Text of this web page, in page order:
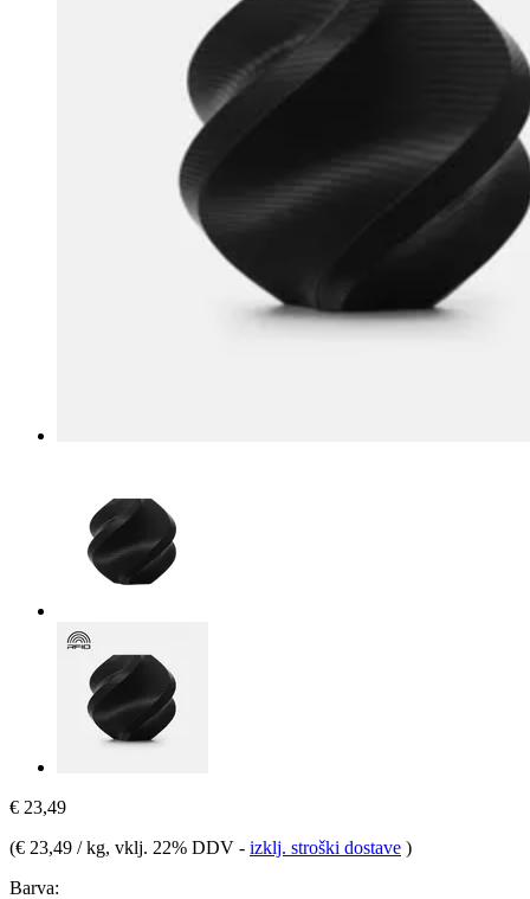
€ 23,49
(€ 23,49 / kg, vklj. 22% DDV - izklj. stroški dostave )
Barva: